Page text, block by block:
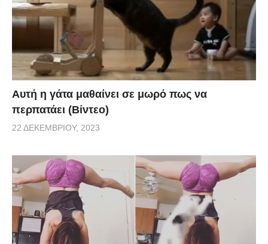
Αυτή η γάτα μαθαίνει σε μωρό πως να
περπατάει (Βίντεο)
22 ΔΕΚΕΜΒΡΊΟΥ, 2023